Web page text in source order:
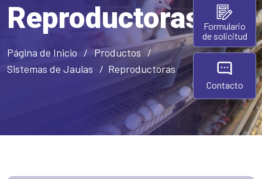
Reproductoras
Página de Inicio
Productos
Sistemas de Jaulas
Reproductoras
Formulario
de solicitud
Contacto